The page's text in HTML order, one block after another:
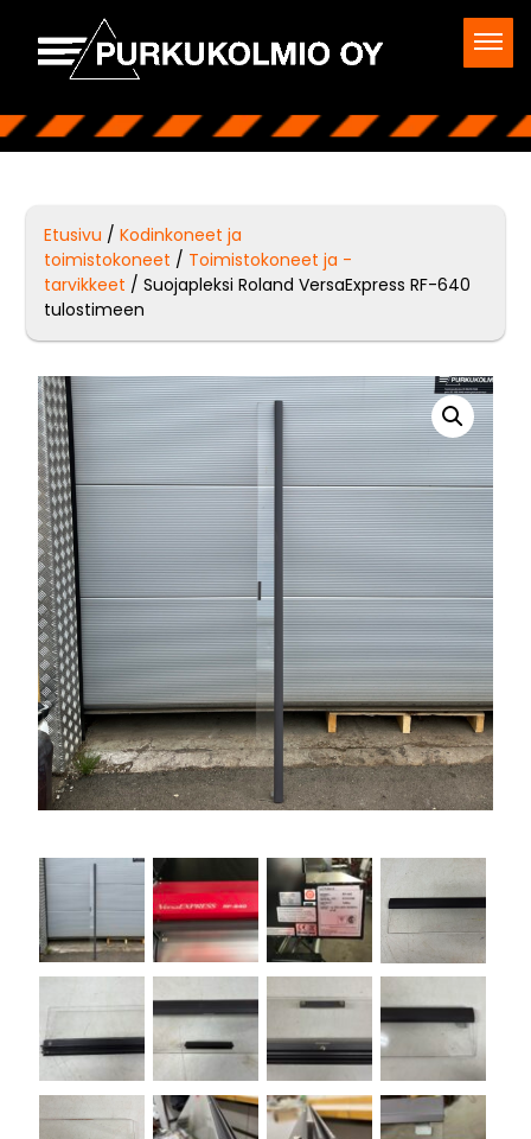
Etusivu /Kodinkoneet ja
toimistokoneet / Toimistokoneet ja -
tarvikkeet / Suojapleksi Roland VersaExpress RF-640
tulostimeen